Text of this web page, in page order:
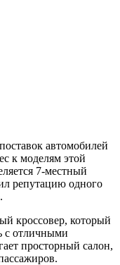
автомобилей
к моделям этой
7-местный
репутацию одного
кроссовер, который
с отличными
просторный салон,